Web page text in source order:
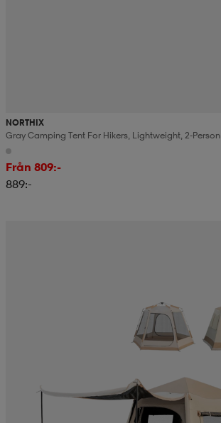
NORTHIX
Gray Camping Tent For Hikers, Lightweight, 2-Person
Från 809:-
889:-